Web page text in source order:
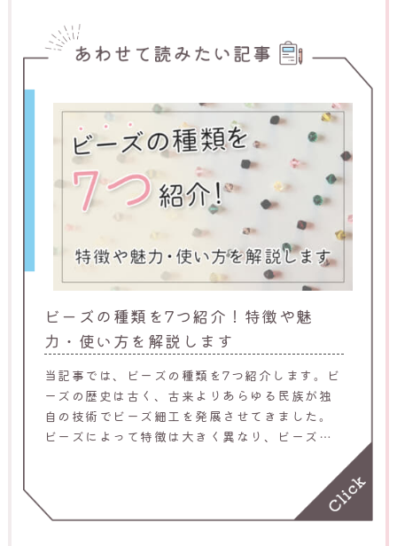
ビーズの種類を7つ紹介！特徴や魅
力・使い方を解説します
当記事では、ビーズの種類を7つ紹介します。ビ
ーズの歴史は古く、古来よりあらゆる民族が独
自の技術でビーズ細工を発展させてきました。
ビーズによって特徴は大きく異なり、ビーズを